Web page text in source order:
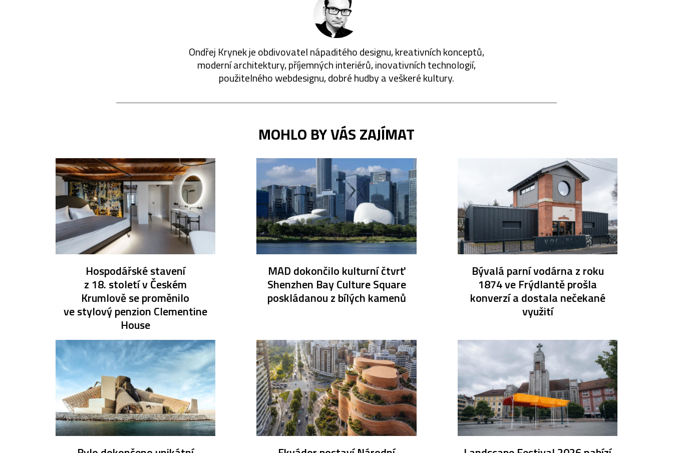
Ondřej Krynek je obdivovatel nápaditého designu, kreativních konceptů,
moderní architektury, příjemných interiérů, inovativních technologií,
použitelného webdesignu, dobré hudby a veškeré kultury.
MOHLO BY VÁS ZAJÍMAT
Hospodářské stavení
z 18. století v Českém
Krumlově se proměnilo
ve stylový penzion Clementine
House
MAD dokončilo kulturní čtvrť
Shenzhen Bay Culture Square
poskládanou z bílých kamenů
Bývalá parní vodárna z roku
1874 ve Frýdlantě prošla
konverzí a dostala nečekané
využití